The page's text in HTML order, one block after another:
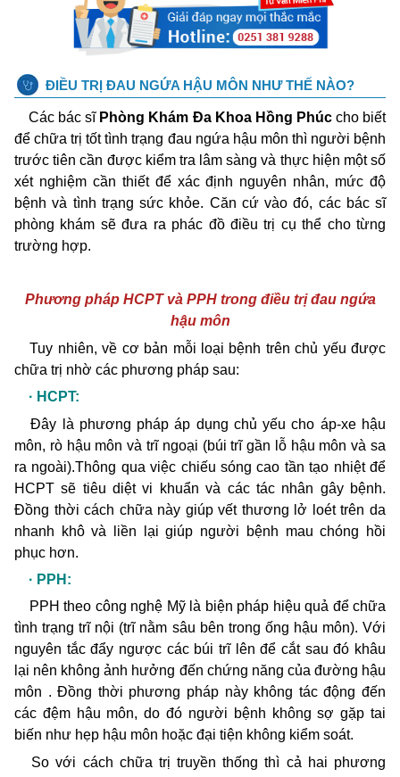
ĐIỀU TRỊ ĐAU NGỨA HẬU MÔN NHƯ THẾ NÀO?
Các bác sĩ Phòng Khám Đa Khoa Hồng Phúccho biết
để chữa trị tốt tình trạng đau ngứa hậu môn thì người bệnh
trước tiên cần được kiểm tra lâm sàng và thực hiện một số
xét nghiệm cần thiết để xác định nguyên nhân, mức độ
bệnh và tình trạng sức khỏe. Căn cứ vào đó, các bác sĩ
phòng khám sẽ đưa ra phác đồ điều trị cụ thể cho từng
trường hợp.
Phương pháp HCPT và PPH trong điều trị đau ngứa
hậu môn
Tuy nhiên, về cơ bản mỗi loại bệnh trên chủ yếu được
chữa trị nhờ các phương pháp sau:
· HCPT:
Đây là phương pháp áp dụng chủ yếu cho áp-xe hậu
môn, rò hậu môn và trĩ ngoại (búi trĩ gần lỗ hậu môn và sa
ra ngoài).Thông qua việc chiếu sóng cao tần tạo nhiệt để
HCPT sẽ tiêu diệt vi khuẩn và các tác nhân gây bệnh.
Đồng thời cách chữa này giúp vết thương lở loét trên da
nhanh khô và liền lại giúp người bệnh mau chóng hồi
phục hơn.
· PPH:
PPH theo công nghệ Mỹ là biện pháp hiệu quả để chữa
tình trạng trĩ nội (trĩ nằm sâu bên trong ống hậu môn). Với
nguyên tắc đẩy ngược các búi trĩ lên để cắt sau đó khâu
lại nên không ảnh hưởng đến chứng năng của đường hậu
môn . Đồng thời phương pháp này không tác động đến
các đệm hậu môn, do đó người bệnh không sợ gặp tai
biến như hẹp hậu môn hoặc đại tiện không kiểm soát.
So với cách chữa trị truyền thống thì cả hai phương